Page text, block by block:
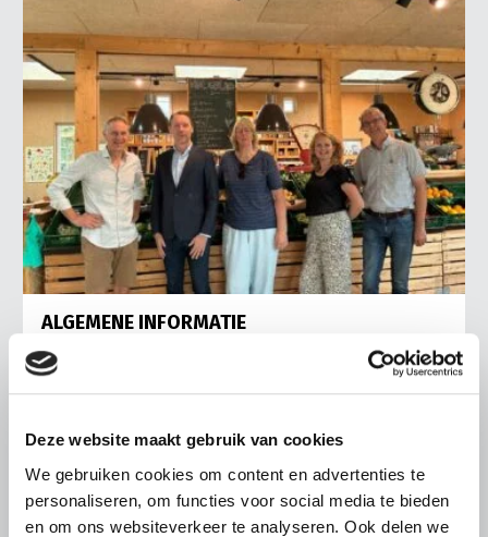
Deze website maakt gebruik van cookies
We gebruiken cookies om content en advertenties te
personaliseren, om functies voor social media te bieden
en om ons websiteverkeer te analyseren. Ook delen we
ALGEMENE INFORMATIE
6 AUGUSTUS 2026
Nieuwe LTO-directeur bezoekt de
De nieuwe directeur van LTO Nederland, Coen van
Rooyen, maakte afgelopen vrijdag kennis met de
vakgroep en de multifunctionele landbouw bij
zorgtuinderij Tuin de Es in Haaren (NB).